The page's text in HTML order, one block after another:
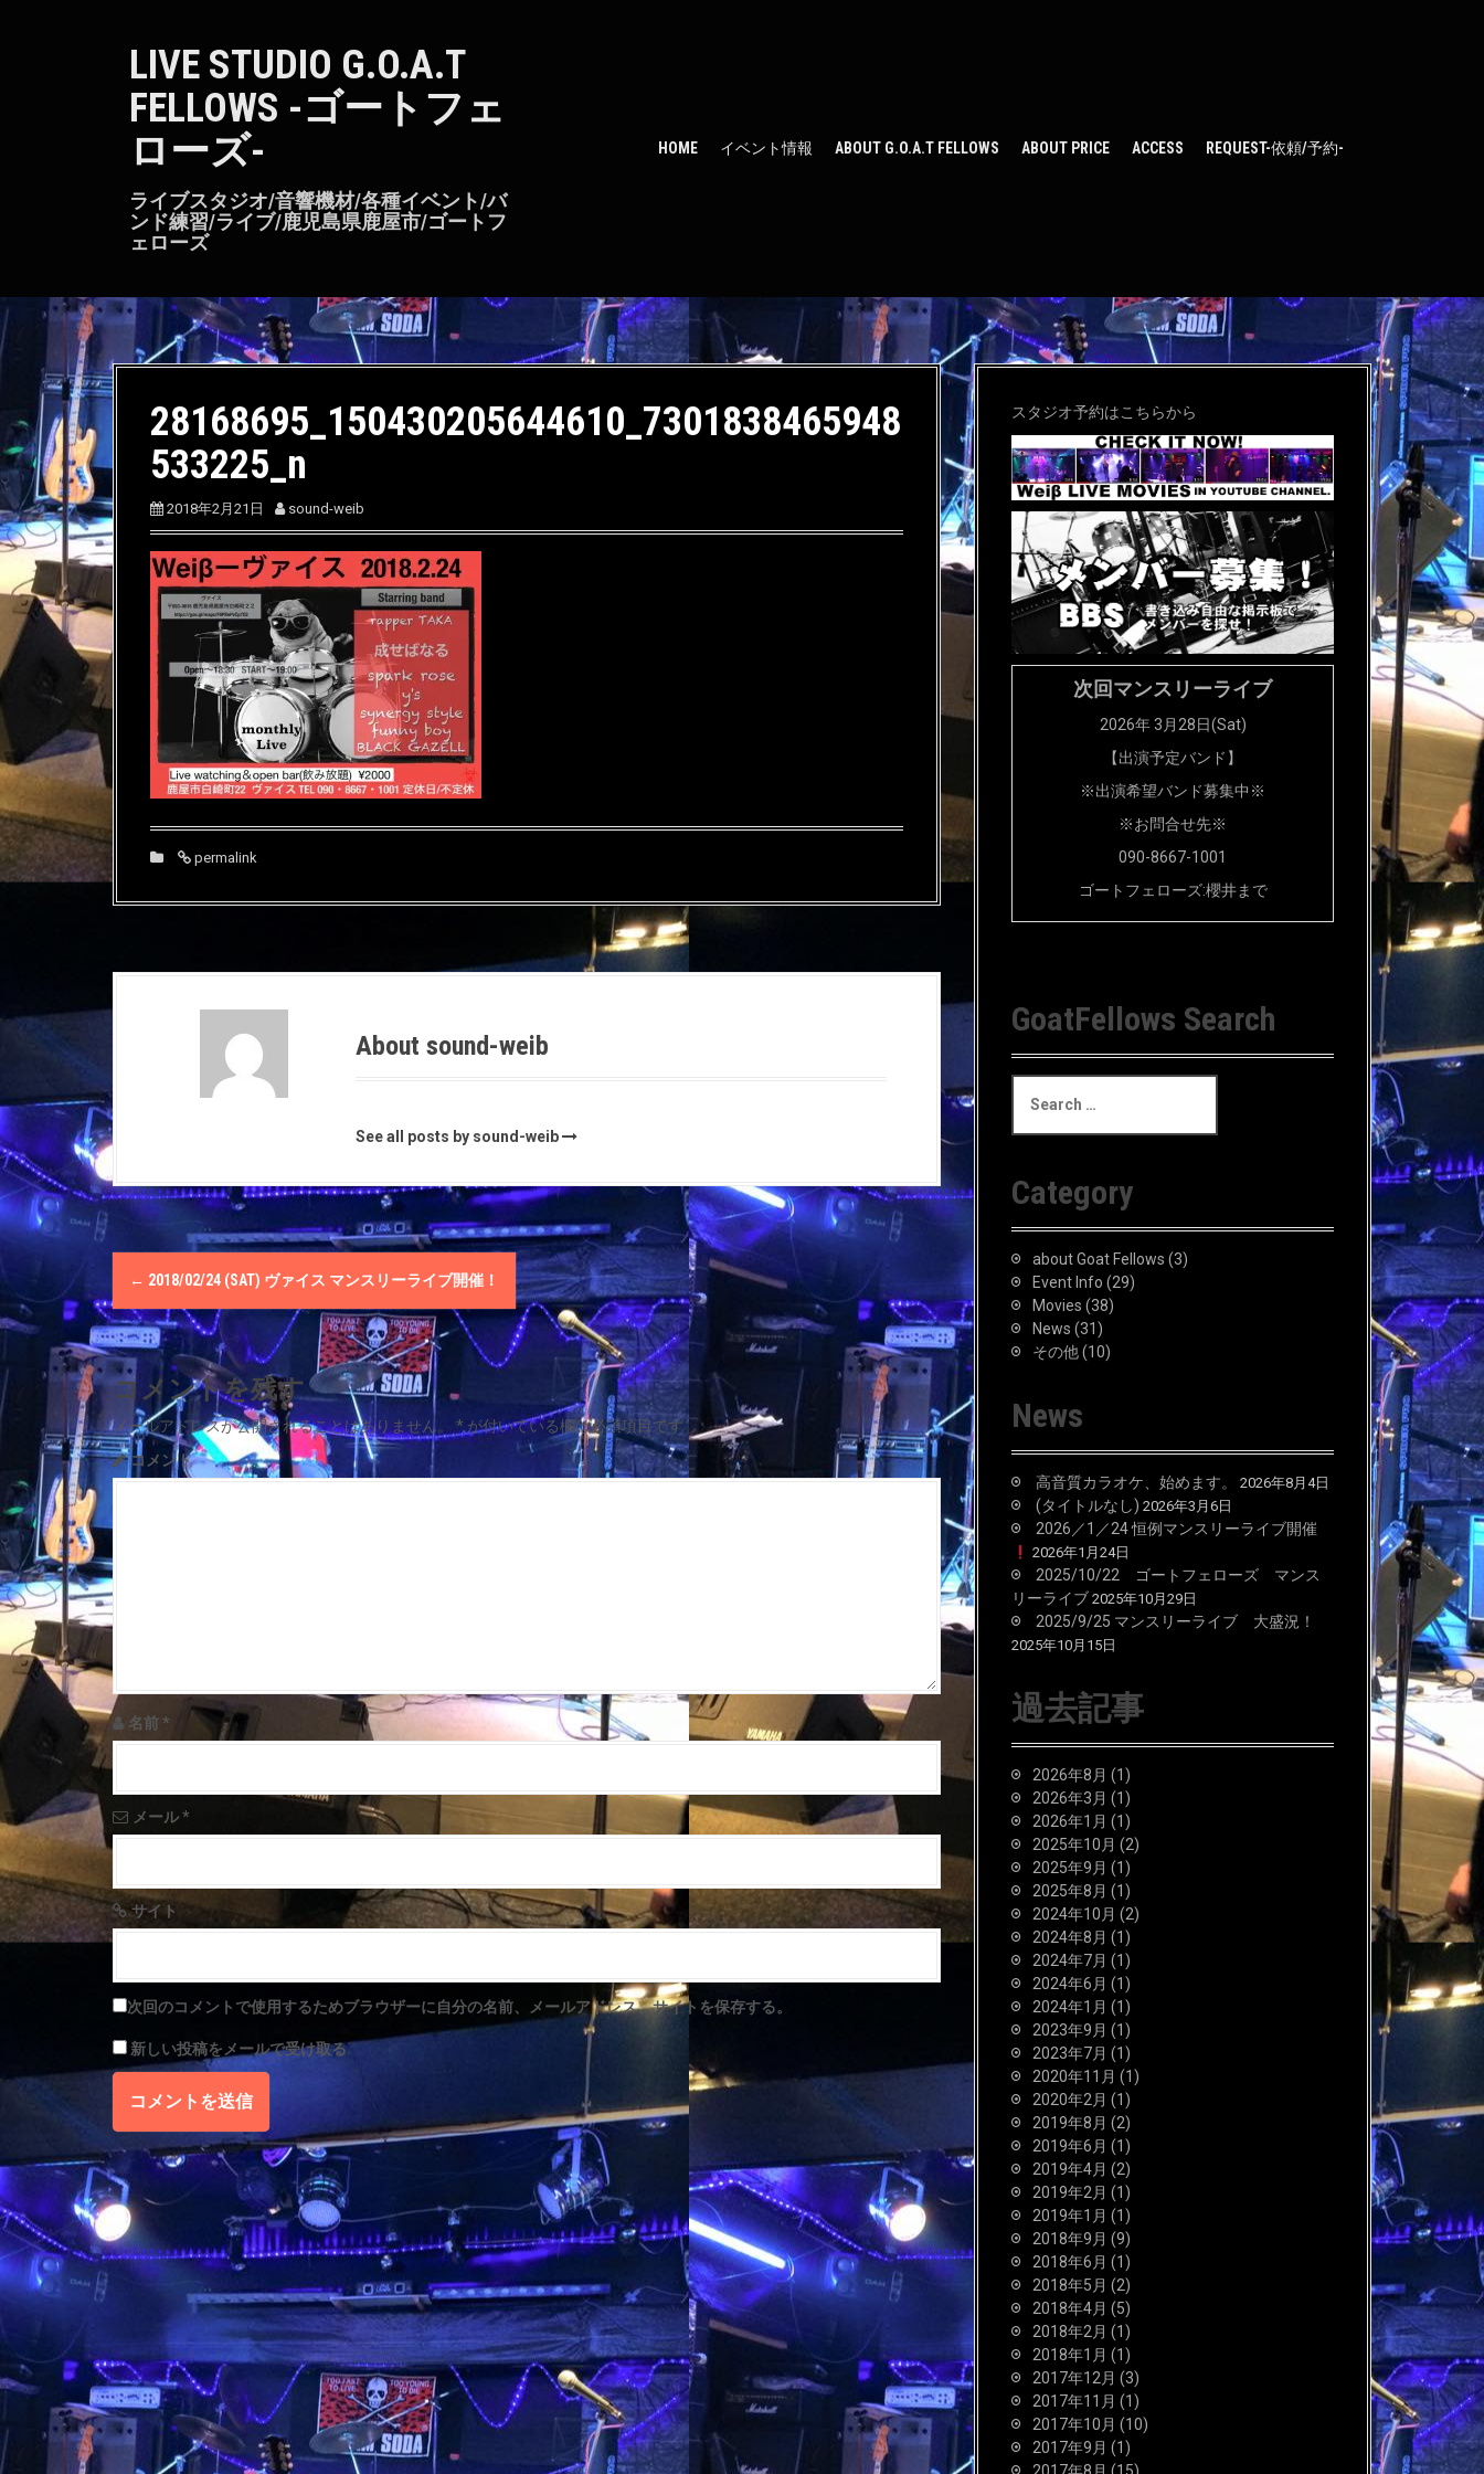
LIVE STUDIO G.O.A.T
FELLOWS -ゴートフェ
ローズ-
ライブスタジオ/音響機材/各種イベント/バ
ンド練習/ライブ/鹿児島県鹿屋市/ゴートフ
ェローズ
HOME イベント情報 ABOUT G.O.A.T FELLOWS ABOUT PRICE ACCESS REQUEST-依頼/予約-
28168695_150430205644610_7301838465948
533225_n
2018年2月21日 sound-weib
permalink
About sound-weib
See all posts by sound-weib
P
o
s
t
n
a
v
i
g
a
t
i
o
n
← 2018/02/24 (SAT) ヴァイス マンスリーライブ開催！
コメントを残す
メールアドレスが公開されることはありません。 *が付いている欄は必須項目です
コメント
名前*
メール*
サイト
次回のコメントで使用するためブラウザーに自分の名前、メールアドレス、サイトを保存する。
新しい投稿をメールで受け取る
スタジオ予約はこちらから
次回マンスリーライブ
2026年 3月28日(Sat)
【出演予定バンド】
※出演希望バンド募集中※
※お問合せ先※
090-8667-1001
ゴートフェローズ:櫻井まで
GoatFellows Search
a
c
h
f
Category
about Goat Fellows (3)
Event Info (29)
Movies (38)
News (31)
その他(10)
News
高音質カラオケ、始めます。 2026年8月4日
(タイトルなし) 2026年3月6日
2026／1／24 恒例マンスリーライブ開催
2026年1月24日
2025/10/22 ゴートフェローズ マンス
リーライブ 2025年10月29日
2025/9/25 マンスリーライブ 大盛況！
2025年10月15日
過去記事
2026年8月 (1)
2026年3月 (1)
2026年1月 (1)
2025年10月 (2)
2025年9月 (1)
2025年8月 (1)
2024年10月 (2)
2024年8月 (1)
2024年7月 (1)
2024年6月 (1)
2024年1月 (1)
2023年9月 (1)
2023年7月 (1)
2020年11月 (1)
2020年2月 (1)
2019年8月 (2)
2019年6月 (1)
2019年4月 (2)
2019年2月 (1)
2019年1月 (1)
2018年9月 (9)
2018年6月 (1)
2018年5月 (2)
2018年4月 (5)
2018年2月 (1)
2018年1月 (1)
2017年12月 (3)
2017年11月 (1)
2017年10月 (10)
2017年9月 (1)